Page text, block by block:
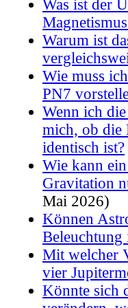
Was ist der
Warum ist
Wie muss
PN7
Wenn ich
mich, ob die
identisch ist?
Wie kann
Gravitation
Mai 2026)
Können
Beleuchtung
Mit welcher
vier
Könnte sich